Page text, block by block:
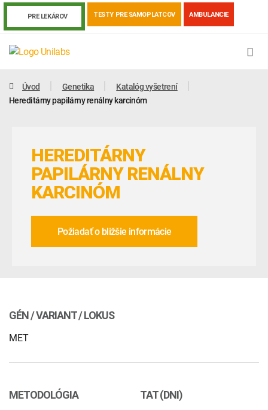
PRE LEKÁROV TESTY PRE SAMOPLATCOV AMBULANCIE
Covid-19 Žiadanky a tlačivá
Úvod Genetika
Katalóg vyšetrení
Hereditárny papilárny renálny karcinóm
HEREDITÁRNY
PAPILÁRNY RENÁLNY
KARCINÓM
Požiadať o bližšie informácie
GÉN / VARIANT / LOKUS
MET
METODOLÓGIA TAT (DNI)